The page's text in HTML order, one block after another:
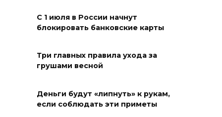
06 августа 2026 18:25
Материальная помощь
пострадавшим при атаке
06 августа 2026 17:11
С 1 июля в России начнут
блокировать банковские карты
Три главных правила ухода за
грушами весной
Деньги будут «липнуть» к рукам,
если соблюдать эти приметы